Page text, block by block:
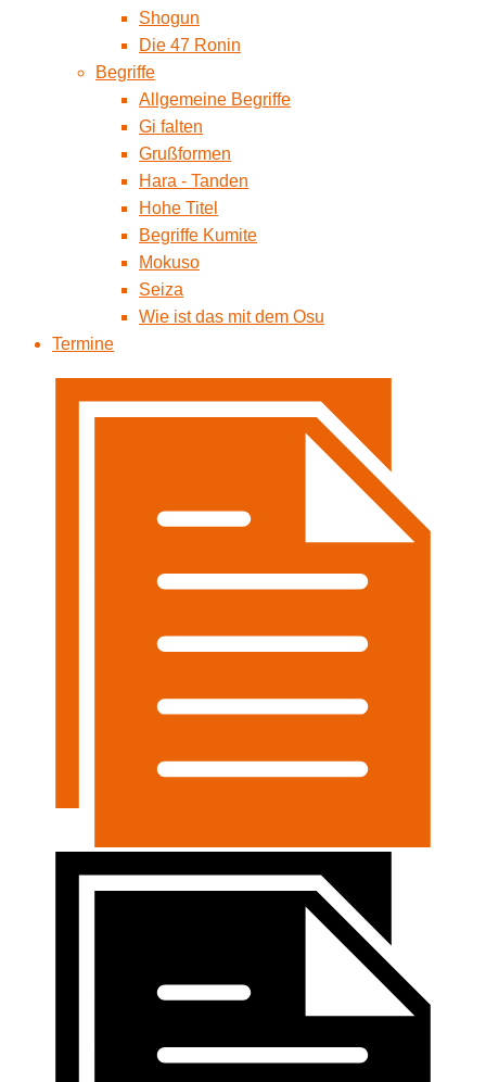
Shogun
Die 47 Ronin
Begriffe
Allgemeine Begriffe
Gi falten
Grußformen
Hara - Tanden
Hohe Titel
Begriffe Kumite
Mokuso
Seiza
Wie ist das mit dem Osu
Termine